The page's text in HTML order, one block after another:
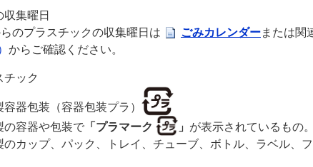
集曜日
のプラスチックの収集曜日は
ごみカレンダーまたは関
からご確認ください。
チック
器包装（容器包装プラ）
の容器や包装で 「プラマーク 」 が表示されているもの。
のカップ、パック、トレイ、チューブ、ボトル、ラベル、フ